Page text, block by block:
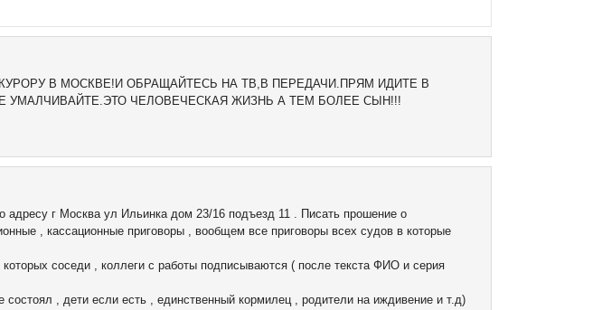
В МОСКВЕ!И ОБРАЩАЙТЕСЬ НА ТВ,В ПЕРЕДАЧИ.ПРЯМ ИДИТЕ В
УМАЛЧИВАЙТЕ.ЭТО ЧЕЛОВЕЧЕСКАЯ ЖИЗНЬ А ТЕМ БОЛЕЕ СЫН!!!
адресу г Москва ул Ильинка дом 23/16 подъезд 11 . Писать прошение о
, кассационные приговоры , вообщем все приговоры всех судов в которые
соседи , коллеги с работы подписываются ( после текста ФИО и серия
, дети если есть , единственный кормилец , родители на иждивение и т.д)